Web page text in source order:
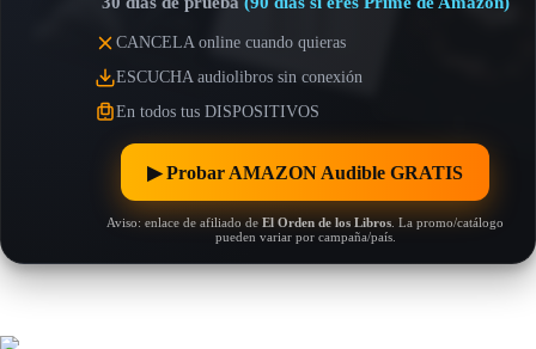
CANCELA online cuando quieras
ESCUCHA audiolibros sin conexión
En todos tus DISPOSITIVOS
▶︎ Probar AMAZON Audible GRATIS
Aviso: enlace de afiliado de El Orden de los Libros . La promo/catálogo
pueden variar por campaña/país.